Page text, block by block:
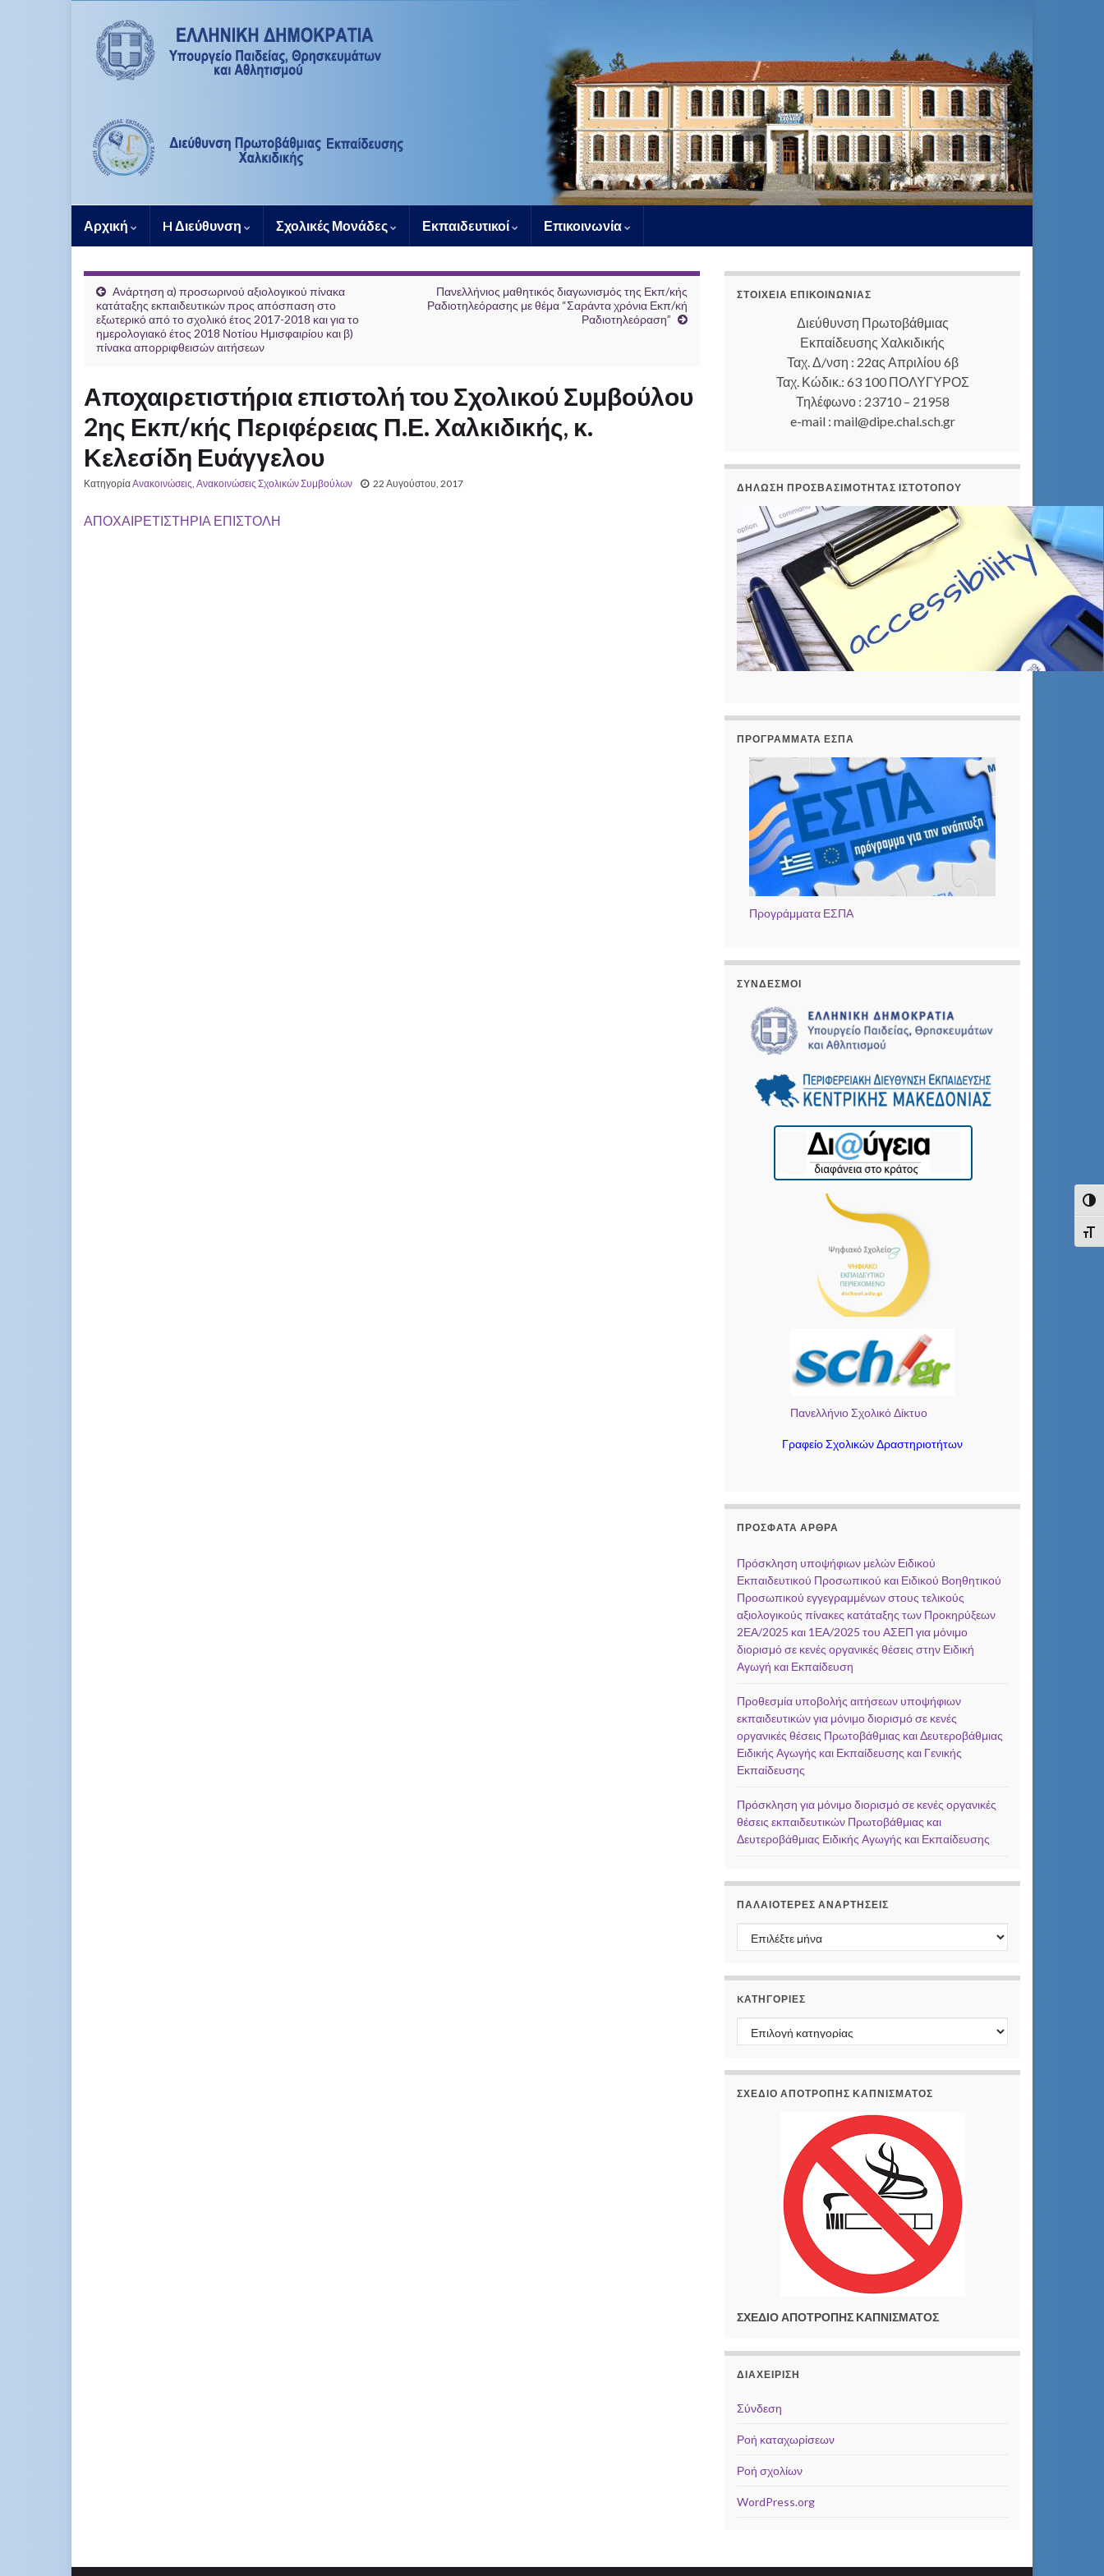
Αρχική H Διεύθυνση Σχολικές Μονάδες Εκπαιδευτικοί Επικοινωνία
Ανάρτηση α) προσωρινού αξιολογικού πίνακα
κατάταξης εκπαιδευτικών προς απόσπαση στο
εξωτερικό από το σχολικό έτος 2017-2018 και για το
ημερολογιακό έτος 2018 Νοτίου Ημισφαιρίου και β)
πίνακα απορριφθεισών αιτήσεων
Πανελλήνιος μαθητικός διαγωνισμός της Εκπ/κής
Ραδιοτηλεόρασης με θέμα “Σαράντα χρόνια Εκπ/κή
Ραδιοτηλεόραση”
Αποχαιρετιστήρια επιστολή του Σχολικού Συμβούλου
2ης Εκπ/κής Περιφέρειας Π.Ε. Χαλκιδικής, κ.
Κελεσίδη Ευάγγελου
ΚατηγορίαΑνακοινώσεις, Ανακοινώσεις Σχολικών Συμβούλων 22 Αυγούστου, 2017
ΑΠΟΧΑΙΡΕΤΙΣΤΗΡΙΑ ΕΠΙΣΤΟΛΗ
ΣΤΟΙΧΕΊΑ ΕΠΙΚΟΙΝΩΝΊΑΣ
Διεύθυνση Πρωτοβάθμιας
Εκπαίδευσης Χαλκιδικής
Ταχ. Δ/νση : 22ας Απριλίου 6β
Ταχ. Κώδικ.: 63 100 ΠΟΛΥΓΥΡΟΣ
Τηλέφωνο : 23710 – 21958
e-mail : mail@dipe.chal.sch.gr
ΔΉΛΩΣΗ ΠΡΟΣΒΑΣΙΜΌΤΗΤΑΣ ΙΣΤΟΤΌΠΟΥ
ΠΡΟΓΡΆΜΜΑΤΑ ΕΣΠΑ
Προγράμματα ΕΣΠΑ
ΣΎΝΔΕΣΜΟΙ
Πανελλήνιο Σχολικό Δίκτυο
Γραφείο Σχολικών Δραστηριοτήτων
ΠΡΌΣΦΑΤΑ ΆΡΘΡΑ
Πρόσκληση υποψήφιων μελών Ειδικού
Εκπαιδευτικού Προσωπικού και Ειδικού Βοηθητικού
Προσωπικού εγγεγραμμένων στους τελικούς
αξιολογικούς πίνακες κατάταξης των Προκηρύξεων
2ΕΑ/2025 και 1ΕΑ/2025 του ΑΣΕΠ για μόνιμο
διορισμό σε κενές οργανικές θέσεις στην Ειδική
Αγωγή και Εκπαίδευση
Προθεσμία υποβολής αιτήσεων υποψήφιων
εκπαιδευτικών για μόνιμο διορισμό σε κενές
οργανικές θέσεις Πρωτοβάθμιας και Δευτεροβάθμιας
Ειδικής Αγωγής και Εκπαίδευσης και Γενικής
Εκπαίδευσης
Πρόσκληση για μόνιμο διορισμό σε κενές οργανικές
θέσεις εκπαιδευτικών Πρωτοβάθμιας και
Δευτεροβάθμιας Ειδικής Αγωγής και Εκπαίδευσης
ΠΑΛΑΙΌΤΕΡΕΣ ΑΝΑΡΤΉΣΕΙΣ
Παλαιότερες αναρτήσεις
KΑΤΗΓΟΡΊΕΣ
Kατηγορίες
ΣΧΕΔΙΟ ΑΠΟΤΡΟΠΗΣ ΚΑΠΝΙΣΜΑΤΟΣ
ΣΧΕΔΙΟ ΑΠΟΤΡΟΠΗΣ ΚΑΠΝΙΣΜΑΤΟΣ
ΔΙΑΧΕΊΡΙΣΗ
Σύνδεση
Ροή καταχωρίσεων
Ροή σχολίων
WordPress.org